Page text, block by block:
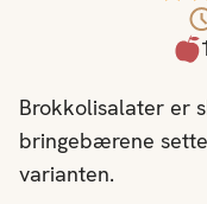
Brokkolisalater er
bringebærene
varianten.